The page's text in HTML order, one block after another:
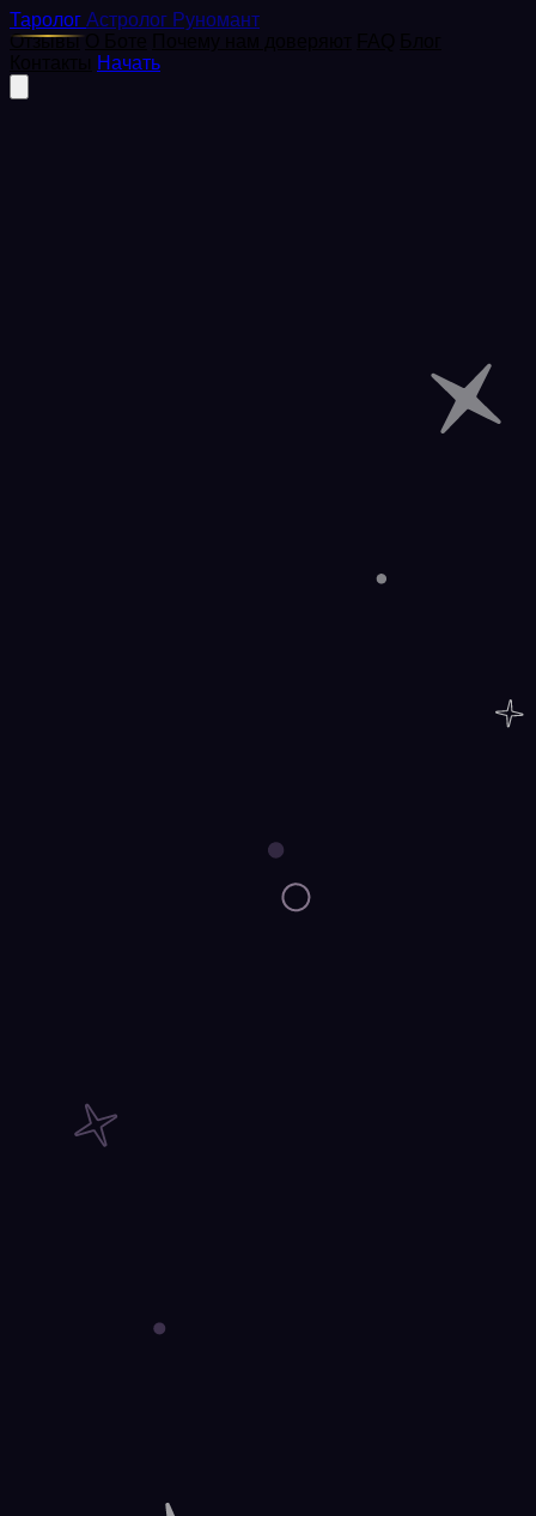
Таролог Астролог Руномант
Отзывы
Начать